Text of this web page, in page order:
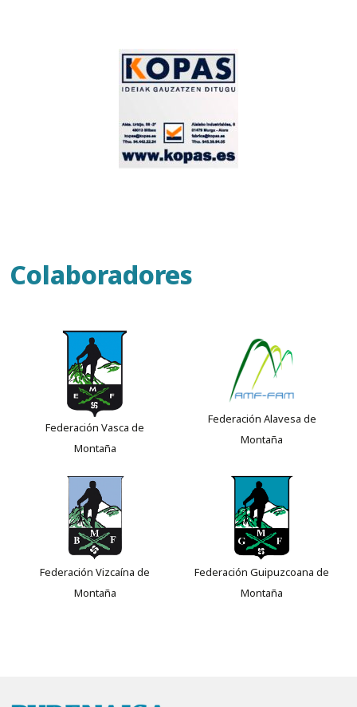
Colaboradores
Federación Vasca de
Montaña
Federación Alavesa de
Montaña
Federación Vizcaína de
Montaña
Federación Guipuzcoana de
Montaña